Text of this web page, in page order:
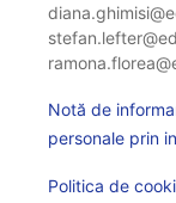
Notă de
personale prin
Politica de